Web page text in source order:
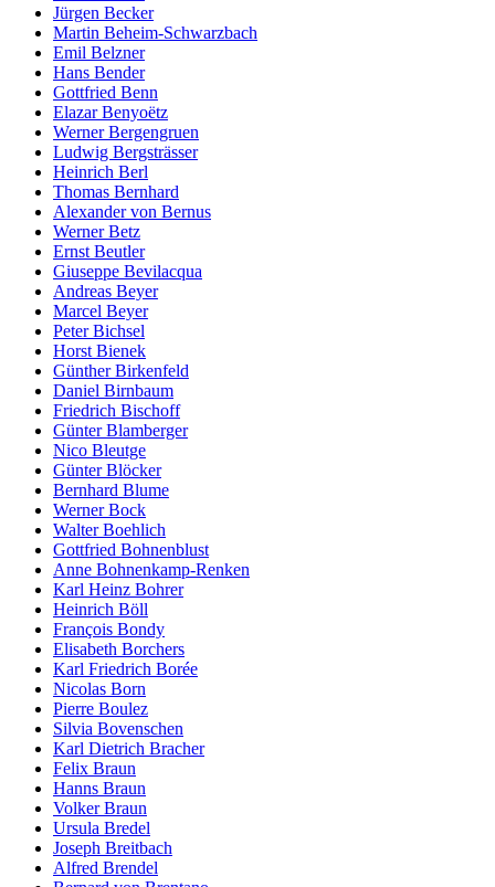
Jürgen Becker
Martin Beheim-Schwarzbach
Emil Belzner
Hans Bender
Gottfried Benn
Elazar Benyoëtz
Werner Bergengruen
Ludwig Bergsträsser
Heinrich Berl
Thomas Bernhard
Alexander von Bernus
Werner Betz
Ernst Beutler
Giuseppe Bevilacqua
Andreas Beyer
Marcel Beyer
Peter Bichsel
Horst Bienek
Günther Birkenfeld
Daniel Birnbaum
Friedrich Bischoff
Günter Blamberger
Nico Bleutge
Günter Blöcker
Bernhard Blume
Werner Bock
Walter Boehlich
Gottfried Bohnenblust
Anne Bohnenkamp-Renken
Karl Heinz Bohrer
Heinrich Böll
François Bondy
Elisabeth Borchers
Karl Friedrich Borée
Nicolas Born
Pierre Boulez
Silvia Bovenschen
Karl Dietrich Bracher
Felix Braun
Hanns Braun
Volker Braun
Ursula Bredel
Joseph Breitbach
Alfred Brendel